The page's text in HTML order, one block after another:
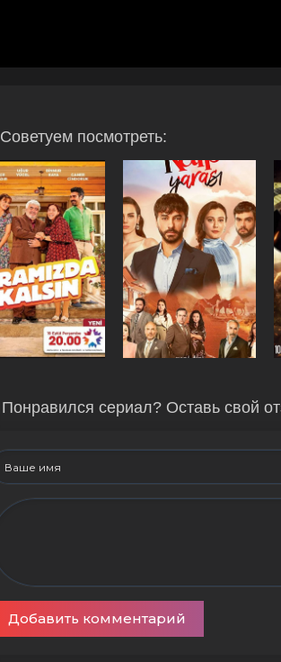
Советуем посмотреть:
Понравился сериал? Оставь свой
Добавить комментарий